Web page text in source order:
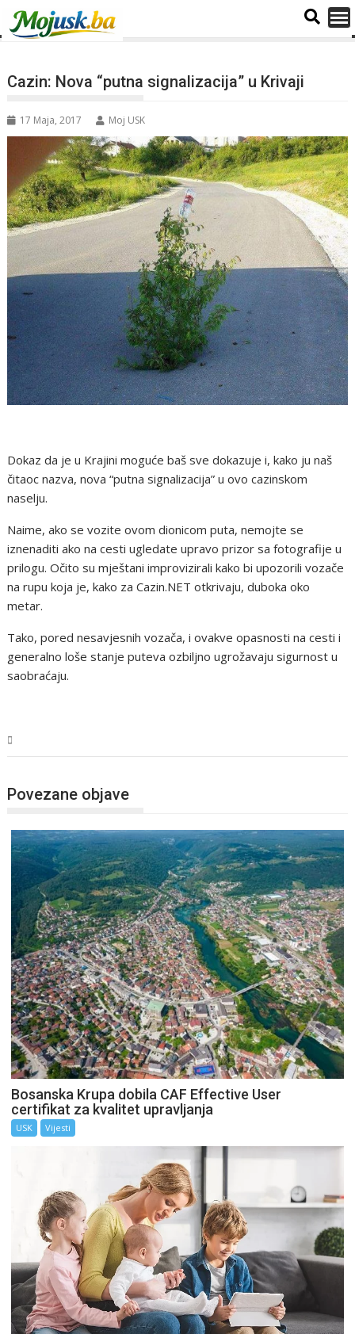
Cazin: Nova “putna signalizacija” u Krivaji
17 Maja, 2017 Moj USK
Dokaz da je u Krajini moguće baš sve dokazuje i, kako ju naš
čitaoc nazva, nova “putna signalizacija” u ovo cazinskom
naselju.
Naime, ako se vozite ovom dionicom puta, nemojte se
iznenaditi ako na cesti ugledate upravo prizor sa fotografije u
prilogu. Očito su mještani improvizirali kako bi upozorili vozače
na rupu koja je, kako za Cazin.NET otkrivaju, duboka oko
metar.
Tako, pored nesavjesnih vozača, i ovakve opasnosti na cesti i
generalno loše stanje puteva ozbiljno ugrožavaju sigurnost u
saobraćaju.
Povezane objave
Bosanska Krupa dobila CAF Effective User
certifikat za kvalitet upravljanja
USK Vijesti